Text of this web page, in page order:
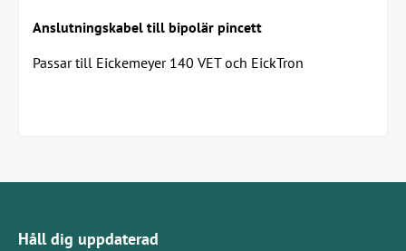
Anslutningskabel till bipolär pincett
Passar till Eickemeyer 140 VET och EickTron
Håll dig uppdaterad